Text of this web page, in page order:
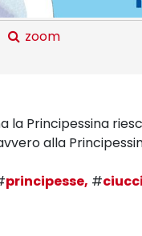
zoom
la Principessina
alla
principesse, #